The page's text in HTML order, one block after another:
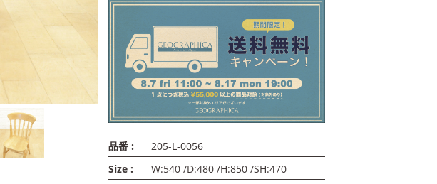
品番 :
205-L-0056
Size :
W:540 /D:480 /H:850 /SH:470